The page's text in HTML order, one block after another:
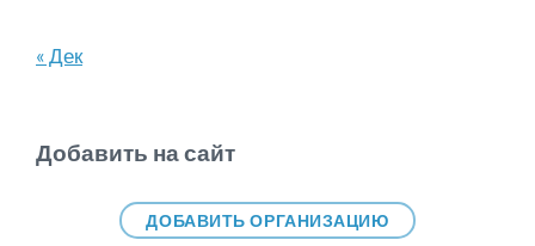
« Дек
Добавить на сайт
ДОБАВИТЬ ОРГАНИЗАЦИЮ